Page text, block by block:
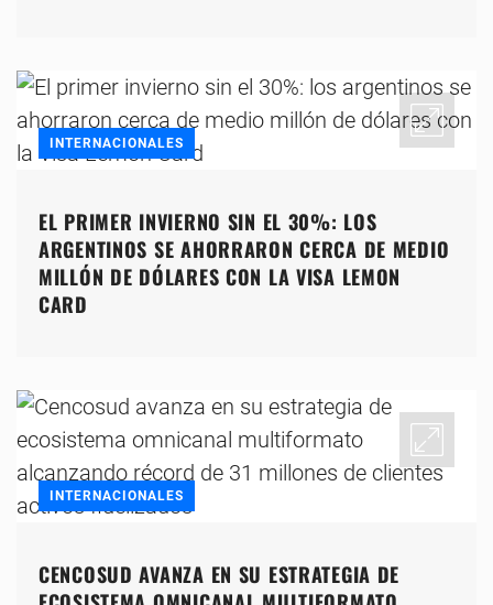
INTERNACIONALES
EL PRIMER INVIERNO SIN EL 30%: LOS
ARGENTINOS SE AHORRARON CERCA DE MEDIO
MILLÓN DE DÓLARES CON LA VISA LEMON
CARD
INTERNACIONALES
CENCOSUD AVANZA EN SU ESTRATEGIA DE